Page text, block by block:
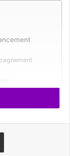
de
Partager par email